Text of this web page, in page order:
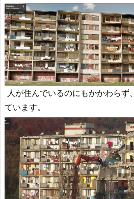
人が住んでいるのにもかかわらず
ています。